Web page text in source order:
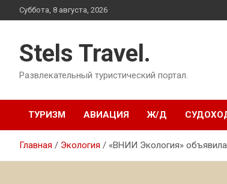
Перейти
к
Суббота, 8 августа, 2026
Stels Travel.
Развлекательный туристический портал.
ТУРИЗМ АВИАЦИЯ Ж/Д
Главная Экология «ВНИИ Экология»